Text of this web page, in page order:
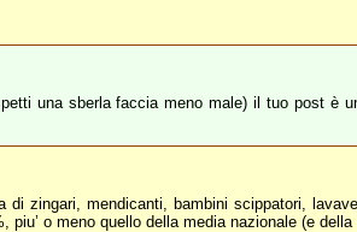
una sberla faccia meno male) il tuo post è
zingari, mendicanti, bambini scippatori,
o meno quello della media nazionale (e